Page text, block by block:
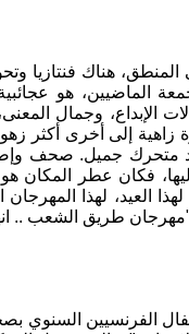
هناك فنتازيا
هو عجائبية
الإبداع، وجمال
إلى أخرى أكثر
متحرك جميل. صحف
فكان عطر المكان هو
العيد، لهذا
"الواقعي".
الفرنسيين السنوي